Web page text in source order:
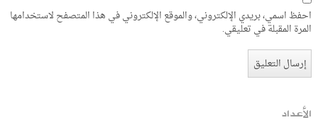
احفظ اسمي، بريدي الإلكتروني، والموقع الإلكتروني في هذا المتصفح لاستخدامها
المرة المقبلة في تعليقي.
الأعداد